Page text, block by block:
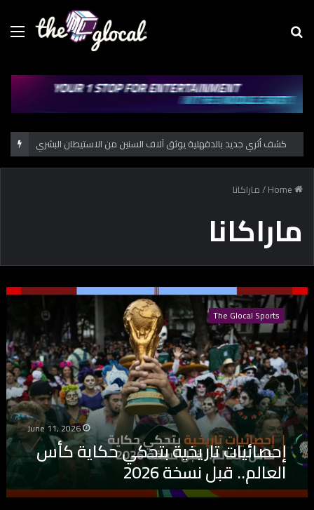
Menu
كشف أثري جديد بالدقهلية يوثق آلاف السنين من الاستيطان البشري
/ماراكانا
ماراكانا
إ
ح
ص
ا
ئ
ي
ا
ت
ت
ا
ر
ي
خ
ي
ة
The Glocal Sports
June 11, 2026
إحصائيات تاريخية بتحكي حكاية كأس
العالم.. قبل نسخة 2026